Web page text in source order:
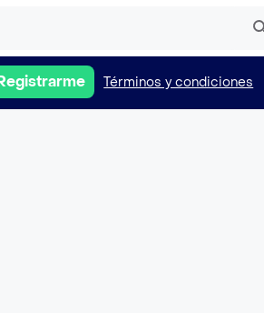
Términos y condiciones